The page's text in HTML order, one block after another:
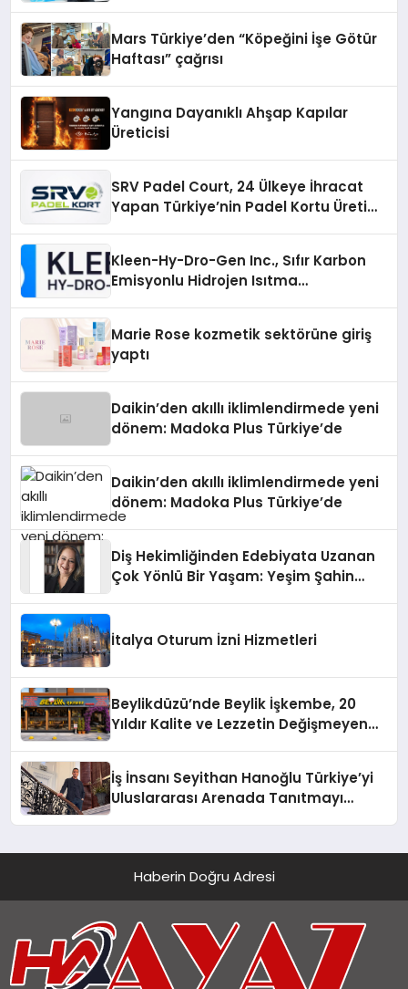
Mars Türkiye’den “Köpeğini İşe Götür
Haftası” çağrısı
Yangına Dayanıklı Ahşap Kapılar
Üreticisi
SRV Padel Court, 24 Ülkeye İhracat
Yapan Türkiye’nin Padel Kortu Üretim
Kleen-Hy-Dro-Gen Inc., Sıfır Karbon
Emisyonlu Hidrojen Isıtma
Marie Rose kozmetik sektörüne giriş
yaptı
Daikin’den akıllı iklimlendirmede yeni
dönem: Madoka Plus Türkiye’de
Daikin’den akıllı iklimlendirmede yeni
dönem: Madoka Plus Türkiye’de
Diş Hekimliğinden Edebiyata Uzanan
Çok Yönlü Bir Yaşam: Yeşim Şahin
İtalya Oturum İzni Hizmetleri
Beylikdüzü’nde Beylik İşkembe, 20
Yıldır Kalite ve Lezzetin Değişmeyen
İş İnsanı Seyithan Hanoğlu Türkiye’yi
Uluslararası Arenada Tanıtmayı
Haberin Doğru Adresi